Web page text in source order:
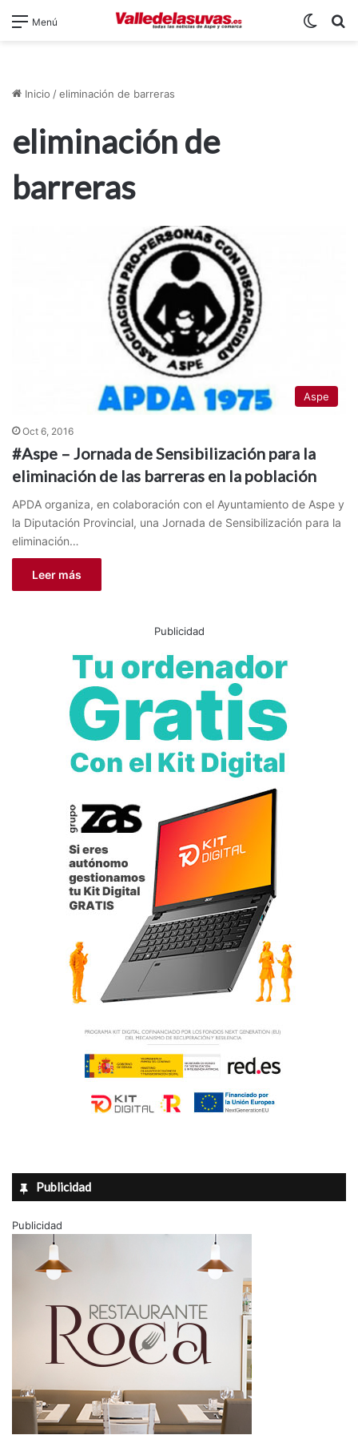
Menú
Inicio /eliminación de barreras
eliminación de
barreras
Aspe
Oct 6, 2016
#Aspe – Jornada de Sensibilización para la
eliminación de las barreras en la población
APDA organiza, en colaboración con el Ayuntamiento de Aspe y
la Diputación Provincial, una Jornada de Sensibilización para la
eliminación…
Leer más
Publicidad
Publicidad
Publicidad